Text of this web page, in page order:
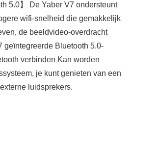
5.0】 De Yaber V7 ondersteunt
wifi-snelheid die gemakkelijk
de beeldvideo-overdracht
geïntegreerde Bluetooth 5.0-
verbinden Kan worden
je kunt genieten van een
luidsprekers.